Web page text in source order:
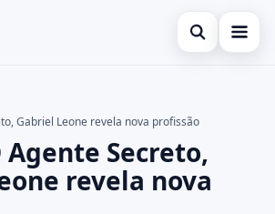
Abrir busca
site
para buscar ou ESC para fechar.
Gabriel Leone revela nova profissão
Secreto,
revela nova